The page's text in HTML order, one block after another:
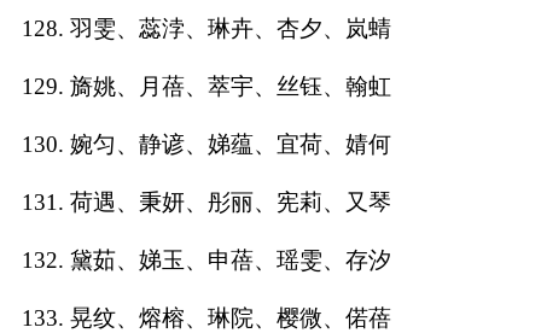
128. 羽雯、蕊浡、琳卉、杏夕、岚蜻
129. 旖姚、月蓓、萃宇、丝钰、翰虹
130. 婉匀、静谚、娣蕴、宜荷、婧何
131. 荷遇、秉妍、彤丽、宪莉、又琴
132. 黛茹、娣玉、申蓓、瑶雯、存汐
133. 晃纹、熔榕、琳院、樱微、偌蓓